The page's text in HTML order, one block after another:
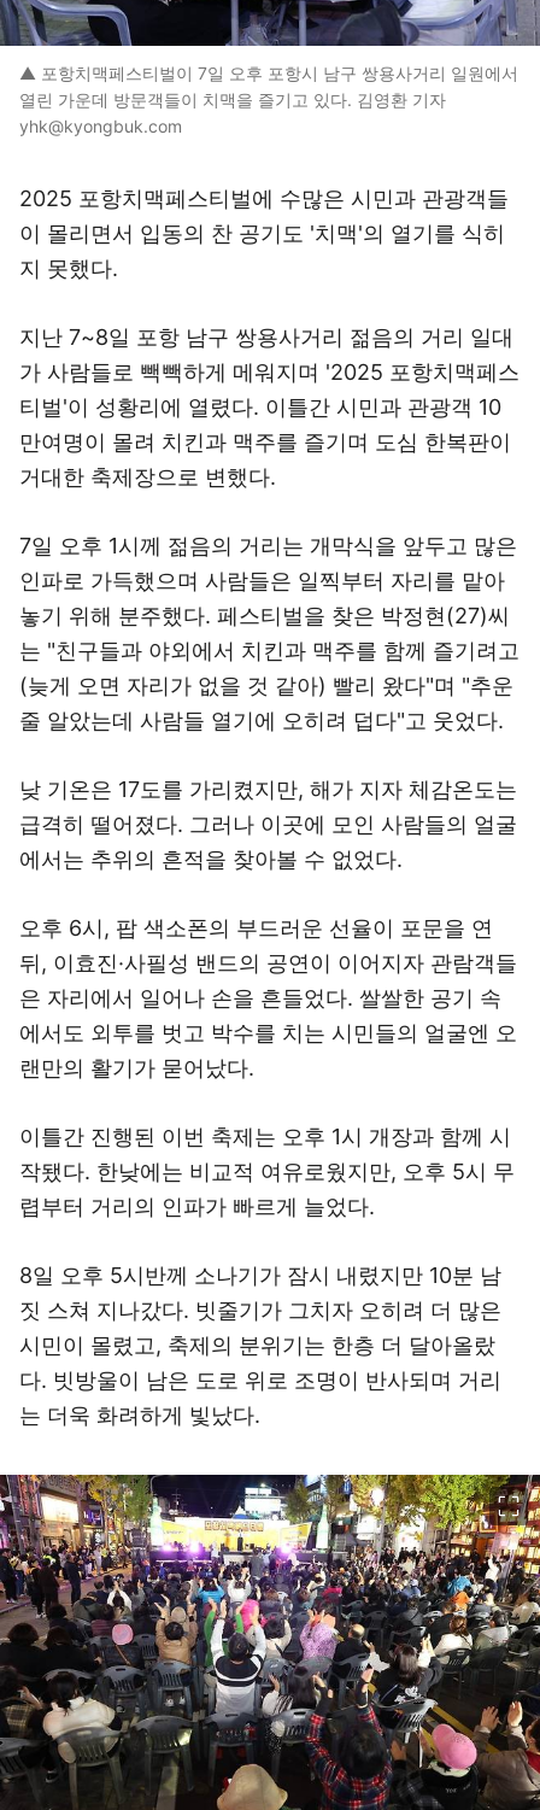
▲ 포항치맥페스티벌이 7일 오후 포항시 남구 쌍용사거리 일원에서
열린 가운데 방문객들이 치맥을 즐기고 있다. 김영환 기자
yhk@kyongbuk.com
2025 포항치맥페스티벌에 수많은 시민과 관광객들
이 몰리면서 입동의 찬 공기도 '치맥'의 열기를 식히
지 못했다.
지난 7~8일 포항 남구 쌍용사거리 젊음의 거리 일대
가 사람들로 빽빽하게 메워지며 '2025 포항치맥페스
티벌'이 성황리에 열렸다. 이틀간 시민과 관광객 10
만여명이 몰려 치킨과 맥주를 즐기며 도심 한복판이
거대한 축제장으로 변했다.
7일 오후 1시께 젊음의 거리는 개막식을 앞두고 많은
인파로 가득했으며 사람들은 일찍부터 자리를 맡아
놓기 위해 분주했다. 페스티벌을 찾은 박정현(27)씨
는 "친구들과 야외에서 치킨과 맥주를 함께 즐기려고
(늦게 오면 자리가 없을 것 같아) 빨리 왔다"며 "추운
줄 알았는데 사람들 열기에 오히려 덥다"고 웃었다.
낮 기온은 17도를 가리켰지만, 해가 지자 체감온도는
급격히 떨어졌다. 그러나 이곳에 모인 사람들의 얼굴
에서는 추위의 흔적을 찾아볼 수 없었다.
오후 6시, 팝 색소폰의 부드러운 선율이 포문을 연
뒤, 이효진·사필성 밴드의 공연이 이어지자 관람객들
은 자리에서 일어나 손을 흔들었다. 쌀쌀한 공기 속
에서도 외투를 벗고 박수를 치는 시민들의 얼굴엔 오
랜만의 활기가 묻어났다.
이틀간 진행된 이번 축제는 오후 1시 개장과 함께 시
작됐다. 한낮에는 비교적 여유로웠지만, 오후 5시 무
렵부터 거리의 인파가 빠르게 늘었다.
8일 오후 5시반께 소나기가 잠시 내렸지만 10분 남
짓 스쳐 지나갔다. 빗줄기가 그치자 오히려 더 많은
시민이 몰렸고, 축제의 분위기는 한층 더 달아올랐
다. 빗방울이 남은 도로 위로 조명이 반사되며 거리
는 더욱 화려하게 빛났다.